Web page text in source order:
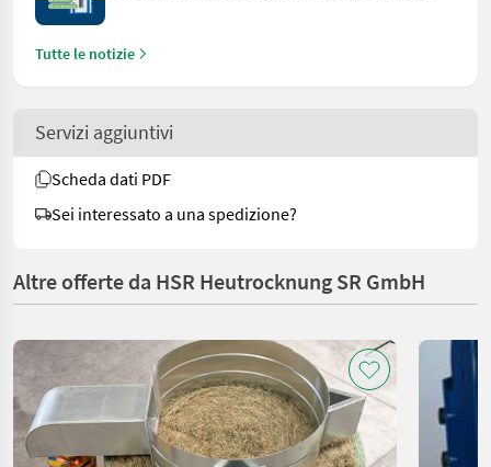
Tutte le notizie
Servizi aggiuntivi
Scheda dati PDF
Sei interessato a una spedizione?
Altre offerte da HSR Heutrocknung SR GmbH